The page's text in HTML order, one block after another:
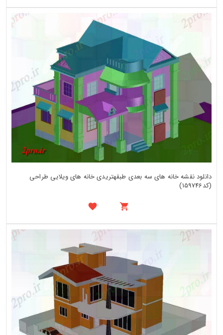
دانلود نقشه خانه های سه بعدی طبقهتریدی خانه های ویلایی طراحی
(کد159746)